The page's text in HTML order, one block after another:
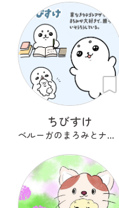
ちびすけ
ベルーガのまろみとナカマたち